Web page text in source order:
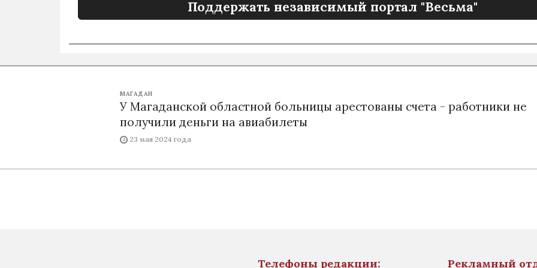
Поддержать независимый портал "Весьма"
МАГАДАН
У Магаданской областной больницы арестованы счета - работники не
получили деньги на авиабилеты
23 мая 2024 года
Телефоны редакции: Рекламный